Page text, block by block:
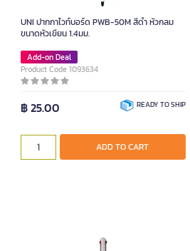
UNI ปากกาไวท์บอร์ด PWB-50M สีดำ หัวกลม
ขนาดหัวเขียน 1.4มม.
Add-on Deal
Product Code 1093634
฿ 25.00 READY TO SHIP
ADD TO CART